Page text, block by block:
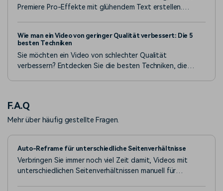
Premiere Pro-Effekte mit glühendem Text erstellen.
Wie man ein Video von geringer Qualität verbessert: Die 5
besten Techniken
Sie möchten ein Video von schlechter Qualität
verbessern? Entdecken Sie die besten Techniken, die
F.A.Q
Mehr über häufig gestellte Fragen.
Auto-Reframe für unterschiedliche Seitenverhältnisse
Verbringen Sie immer noch viel Zeit damit, Videos mit
unterschiedlichen Seitenverhältnissen manuell für